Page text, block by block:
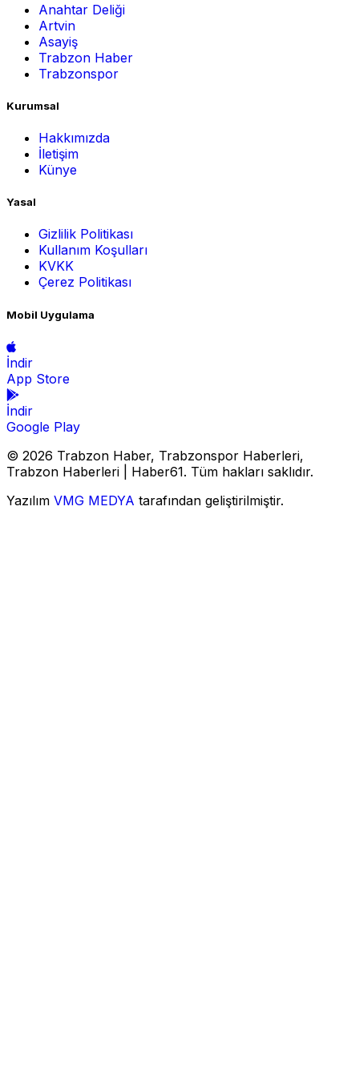
Anahtar Deliği
Artvin
Asayiş
Trabzon Haber
Trabzonspor
Kurumsal
Hakkımızda
İletişim
Künye
Yasal
Gizlilik Politikası
Kullanım Koşulları
KVKK
Çerez Politikası
Mobil Uygulama
İndir
App Store
İndir
Google Play
© 2026 Trabzon Haber, Trabzonspor Haberleri,
Trabzon Haberleri | Haber61. Tüm hakları saklıdır.
Yazılım VMG MEDYA tarafından geliştirilmiştir.